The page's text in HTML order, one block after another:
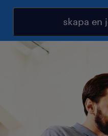
skapa en